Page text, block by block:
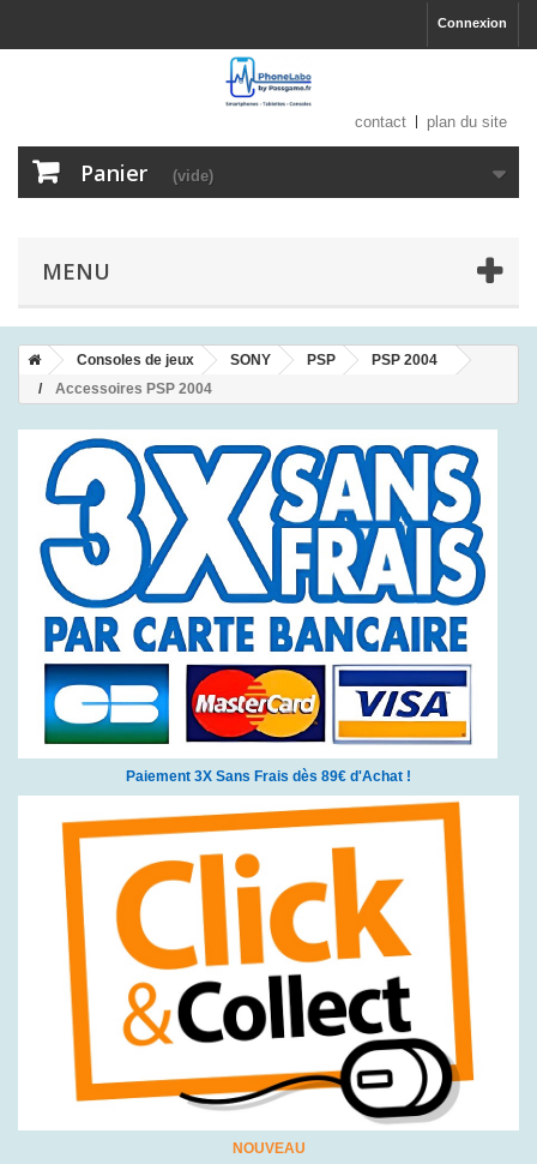
Connexion
contact plan du site
Panier (vide)
MENU
Consoles de jeux SONY PSP
PSP 2004
Accessoires PSP 2004
Paiement 3X Sans Frais dès 89€ d'Achat !
NOUVEAU